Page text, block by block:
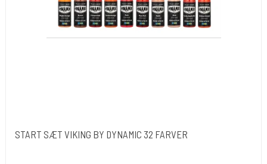
START SÆT VIKING BY DYNAMIC 32 FARVER